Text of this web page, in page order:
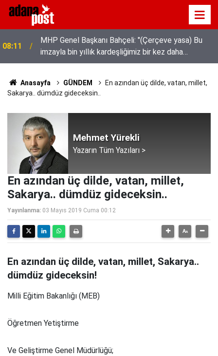
08:11
MHP Genel Başkanı Bahçeli: "(Çerçeve yasa) Bu
imzayla bin yıllık kardeşliğimiz bir kez daha
tescillenmiştir"
Anasayfa GÜNDEM
En azından üç dilde, vatan, millet,
Sakarya.. dümdüz gideceksin..
Mehmet Yürekli
Yazarın Tüm Yazıları >
En azından üç dilde, vatan, millet,
Sakarya.. dümdüz gideceksin..
Yayınlanma: 03 Mayıs 2019 Cuma 00:12
En azından üç dilde, vatan, millet, Sakarya..
dümdüz gideceksin!
Milli Eğitim Bakanlığı (MEB)
Öğretmen Yetiştirme
Ve Geliştirme Genel Müdürlüğü;